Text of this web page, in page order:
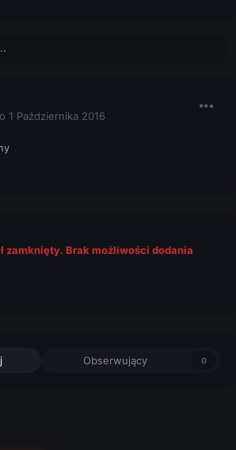
1 Października 2016
zamknięty. Brak możliwości dodania
Obserwujący 0